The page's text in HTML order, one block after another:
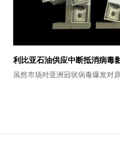
利比亚石油供应中断抵消病毒
虽然市场对亚洲冠状病毒爆发对